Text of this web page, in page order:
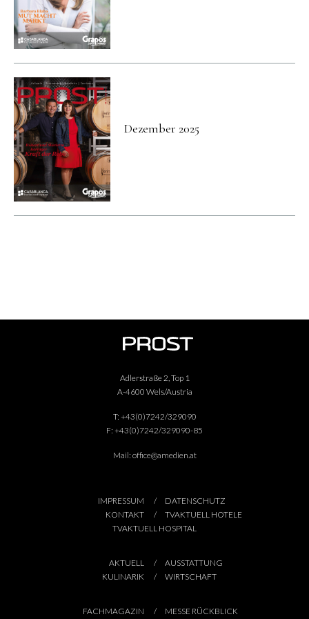
Dezember 2025
Adlerstraße 2, Top 1
A-4600 Wels/Austria
T: +43(0)7242/329090
F: +43(0)7242/329090-85
Mail: office@amedien.at
IMPRESSUM
DATENSCHUTZ
KONTAKT
TVAKTUELL HOTELE
TVAKTUELL HOSPITAL
AKTUELL
AUSSTATTUNG
KULINARIK
WIRTSCHAFT
FACHMAGAZIN MESSE RÜCKBLICK